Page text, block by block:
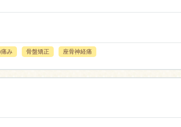
痛み 骨盤矯正 座骨神経痛